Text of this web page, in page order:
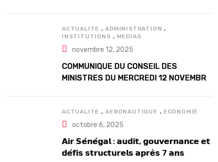
ACTUALITE ,ADMINISTRATION ,
INSTITUTIONS , MEDIAS
novembre 12, 2025
COMMUNIQUE DU CONSEIL DES
MINISTRES DU MERCREDI 12 NOVEMBRE
ACTUALITE ,AERONAUTIQUE , ECONOMIE
octobre 6, 2025
𝗔𝗶𝗿 𝗦𝗲́𝗻𝗲́𝗴𝗮𝗹 : 𝗮𝘂𝗱𝗶𝘁, 𝗴𝗼𝘂𝘃𝗲𝗿𝗻𝗮𝗻𝗰𝗲 𝗲𝘁
𝗱𝗲́𝗳𝗶𝘀 𝘀𝘁𝗿𝘂𝗰𝘁𝘂𝗿𝗲𝗹𝘀 𝗮𝗽𝗿𝗲̀𝘀 7 𝗮𝗻𝘀